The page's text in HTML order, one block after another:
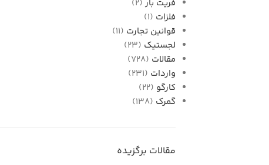
فریت بار (2)
فلزات (1)
قوانین تجارت (11)
لجستیک (23)
مقالات (728)
واردات (231)
کارگو (22)
گمرک (138)
مقالات برگزیده